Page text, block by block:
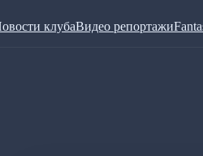
клубаВидео репортажи